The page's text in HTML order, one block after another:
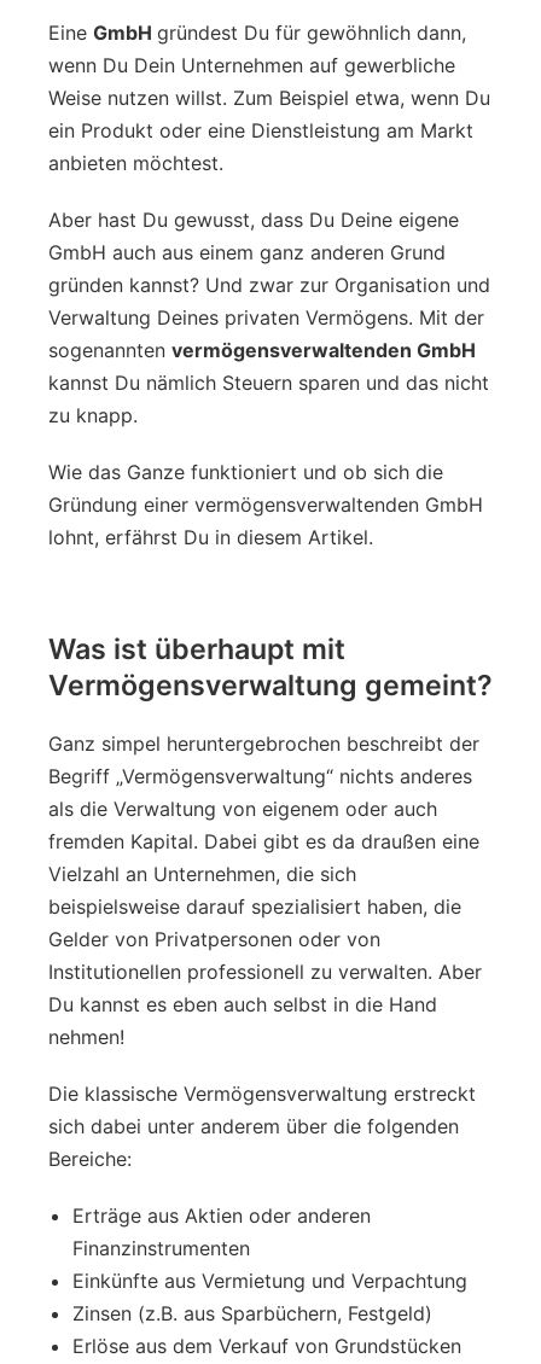
Eine GmbH gründest Du für gewöhnlich dann,
wenn Du Dein Unternehmen auf gewerbliche
Weise nutzen willst. Zum Beispiel etwa, wenn Du
ein Produkt oder eine Dienstleistung am Markt
anbieten möchtest.
Aber hast Du gewusst, dass Du Deine eigene
GmbH auch aus einem ganz anderen Grund
gründen kannst? Und zwar zur Organisation und
Verwaltung Deines privaten Vermögens. Mit der
sogenannten vermögensverwaltenden GmbH
kannst Du nämlich Steuern sparen und das nicht
zu knapp.
Wie das Ganze funktioniert und ob sich die
Gründung einer vermögensverwaltenden GmbH
lohnt, erfährst Du in diesem Artikel.
Was ist überhaupt mit
Vermögensverwaltung gemeint?
Ganz simpel heruntergebrochen beschreibt der
Begriff „Vermögensverwaltung“ nichts anderes
als die Verwaltung von eigenem oder auch
fremden Kapital. Dabei gibt es da draußen eine
Vielzahl an Unternehmen, die sich
beispielsweise darauf spezialisiert haben, die
Gelder von Privatpersonen oder von
Institutionellen professionell zu verwalten. Aber
Du kannst es eben auch selbst in die Hand
nehmen!
Die klassische Vermögensverwaltung erstreckt
sich dabei unter anderem über die folgenden
Bereiche:
Erträge aus Aktien oder anderen
Finanzinstrumenten
Einkünfte aus Vermietung und Verpachtung
Zinsen (z.B. aus Sparbüchern, Festgeld)
Erlöse aus dem Verkauf von Grundstücken